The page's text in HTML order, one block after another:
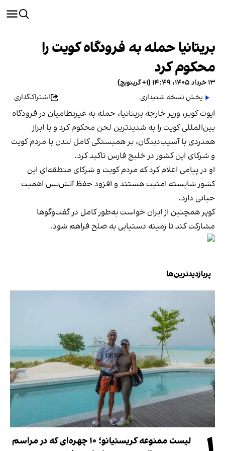
بریتانیا حمله به فرودگاه کویت را
محکوم کرد
۱۳ خرداد ۱۴۰۵، ۱۴:۴۹ (‎+۱ گرینویچ)
پخش نسخه شنیداری
اشتراک‌گذاری
ایوت کوپر، وزیر خارجه بریتانیا، حمله به غیرنظامیان در فرودگاه
بین‌المللی کویت را به شدیدترین لحن محکوم کرد و با ابراز
همدردی با آسیب‌دیدگان، بر همبستگی کامل لندن با مردم کویت
و شرکای این کشور در خلیج فارس تاکید کرد.
او در پیامی اعلام کرد که مردم کویت و شرکای منطقه‌ای این
کشور شایسته امنیت هستند و افزود حفظ آتش‌بس اهمیت
حیاتی دارد.
کوپر همچنین از ایران خواست به‌طور کامل در گفت‌وگوها
مشارکت کند تا زمینه دستیابی به صلح فراهم شود.
پربازدیدترین‌ها
لیست ممنوعه کریستیانو؛ ۱۰ چهره‌ای که در مراسم